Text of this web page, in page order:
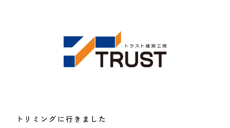
トリミングに行きました